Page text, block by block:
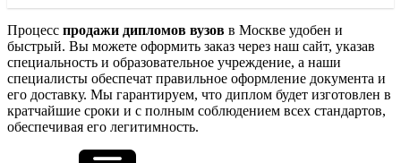
Процесс продажи дипломов вузов в Москве удобен и
быстрый. Вы можете оформить заказ через наш сайт, указав
специальность и образовательное учреждение, а наши
специалисты обеспечат правильное оформление документа и
его доставку. Мы гарантируем, что диплом будет изготовлен в
кратчайшие сроки и с полным соблюдением всех стандартов,
обеспечивая его легитимность.